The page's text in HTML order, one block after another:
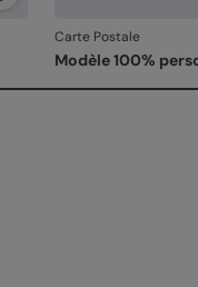
Carte Postale
Modèle 100%